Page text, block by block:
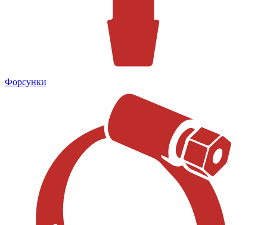
Форсунки